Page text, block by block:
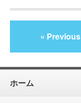
« Previous
ホーム